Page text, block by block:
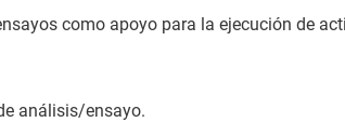
como apoyo para la ejecución de
análisis/ensayo.